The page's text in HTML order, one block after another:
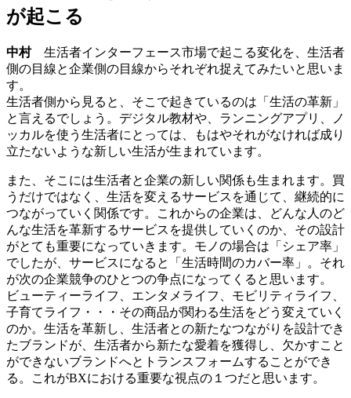
が起こる
中村生活者インターフェース市場で起こる変化を、生活者
側の目線と企業側の目線からそれぞれ捉えてみたいと思いま
す。
生活者側から見ると、そこで起きているのは「生活の革新」
と言えるでしょう。デジタル教材や、ランニングアプリ、ノ
ッカルを使う生活者にとっては、もはやそれがなければ成り
立たないような新しい生活が生まれています。
また、そこには生活者と企業の新しい関係も生まれます。買
うだけではなく、生活を変えるサービスを通じて、継続的に
つながっていく関係です。これからの企業は、どんな人のど
んな生活を革新するサービスを提供していくのか、その設計
がとても重要になっていきます。モノの場合は「シェア率」
でしたが、サービスになると「生活時間のカバー率」。それ
が次の企業競争のひとつの争点になってくると思います。
ビューティーライフ、エンタメライフ、モビリティライフ、
子育てライフ・・・その商品が関わる生活をどう変えていく
のか。生活を革新し、生活者との新たなつながりを設計でき
たブランドが、生活者から新たな愛着を獲得し、欠かすこと
ができないブランドへとトランスフォームすることができ
る。これがBXにおける重要な視点の１つだと思います。